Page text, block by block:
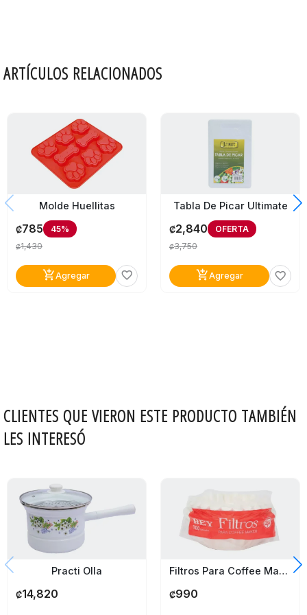
ARTÍCULOS RELACIONADOS
Molde Huellitas
₡785 45%
₡1,430
add_shopping_cartAgregar favorite_border
Tabla De Picar Ultimate
₡2,840 OFERTA
₡3,750
add_shopping_cartAgregar favorite_border
CLIENTES QUE VIERON ESTE PRODUCTO TAMBIÉN
LES INTERESÓ
Practi Olla
₡14,820
Filtros Para Coffee Maker 100 Unidades
₡990